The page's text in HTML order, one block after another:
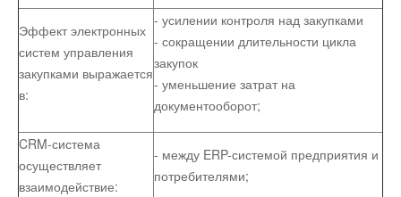
Эффект электронных
систем управления
закупками выражается
в:
- усилении контроля над закупками
- сокращении длительности цикла
закупок
- уменьшение затрат на
документооборот;
CRM-система
осуществляет
взаимодействие:
- между ERP-системой предприятия и
потребителями;